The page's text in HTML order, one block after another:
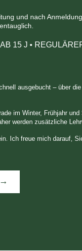
und nach
15 J•
ausgebucht – über
im Winter, Frühjahr
werden zusätzliche
Ich freue mich darauf,